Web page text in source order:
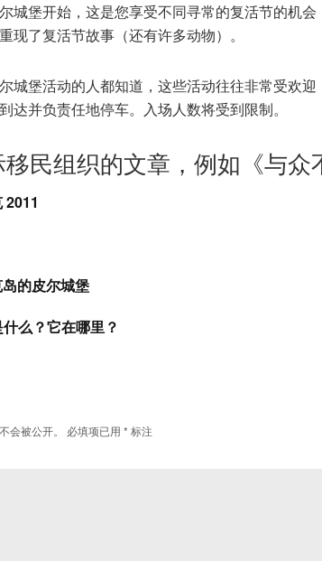
城堡开始，这是您享受不同寻常的复活节的机
现了复活节故事（还有许多动物）。
城堡活动的人都知道，这些活动往往非常受欢迎
达并负责任地停车。入场人数将受到限制。
民组织的文章，例如《与众
2011
的皮尔城堡
么？它在哪里？
会被公开。 必填项已用 * 标注